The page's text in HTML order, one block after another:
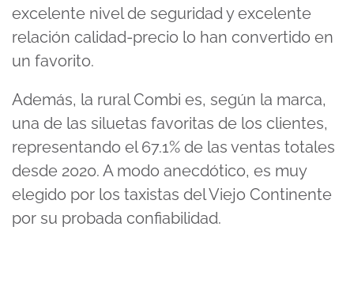
excelente nivel de seguridad y excelente
relación calidad-precio lo han convertido en
un favorito.
Además, la rural Combi es, según la marca,
una de las siluetas favoritas de los clientes,
representando el 67.1% de las ventas totales
desde 2020. A modo anecdótico, es muy
elegido por los taxistas del Viejo Continente
por su probada confiabilidad.